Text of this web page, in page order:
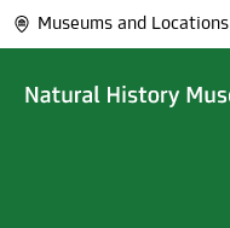
Museums and Locations